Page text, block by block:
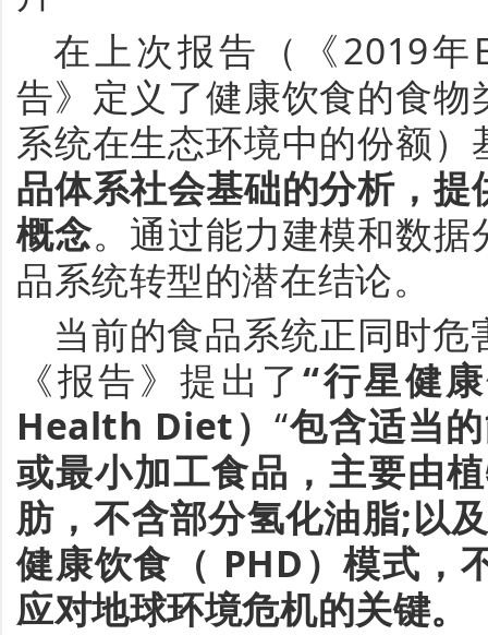
在上次报告（《2019年
告》定义了健康饮食的食
系统在生态环境中的份额）
品体系社会基础的分析，提
概念。 通过能力建模和数据
品系统转型的潜在结论。
当前的食品系统正同时
《报告》提出了“行星健
Health Diet） “包含适当
或最小加工食品，主要由
肪，不含部分氢化油脂;以
健康饮食（ PHD）模式，
应对地球环境危机的关键。